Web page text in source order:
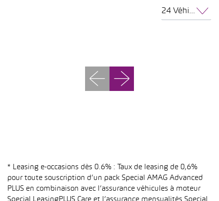
24 Véhicules par page
* Leasing e-occasions dès 0.6% : Taux de leasing de 0,6%
pour toute souscription d’un pack Special AMAG Advanced
PLUS en combinaison avec l’assurance véhicules à moteur
Special LeasingPLUS Care et l’assurance mensualités Special